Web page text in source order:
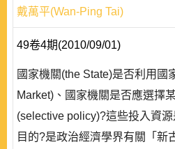
戴萬平(Wan-Ping Tai)
49卷4期(2010/09/01)
國家機關(the State)是否利用國
Market)、國家機關是否應選擇
(selective policy)?這些投入資
目的?是政治經濟學界有關「新